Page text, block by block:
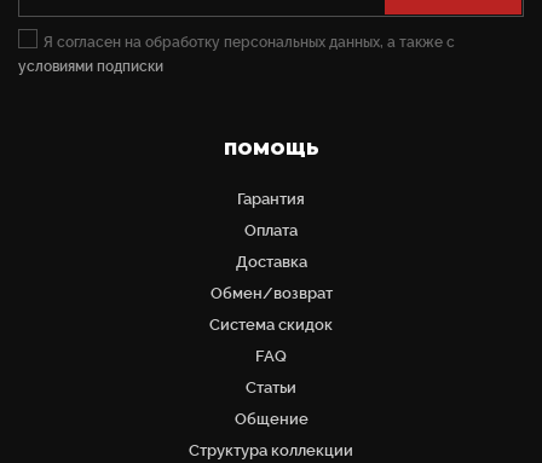
Я согласен на обработку персональных данных, а также с
условиями подписки
ПОМОЩЬ
Гарантия
Оплата
Доставка
Обмен/возврат
Система скидок
FAQ
Статьи
Общение
Структура коллекции